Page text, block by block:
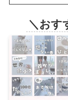
＼おす